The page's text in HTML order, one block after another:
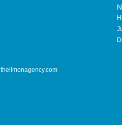
thelimonagency.com